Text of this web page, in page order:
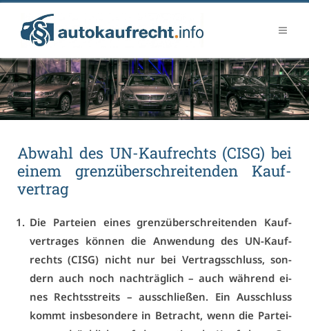
Ab­wahl des UN-Kauf­rechts (CISG) bei
ei­nem grenz­über­schrei­ten­den Kauf­
ver­trag
Die Par­tei­en ei­nes grenz­über­schrei­ten­den Kauf­
ver­tra­ges kön­nen die An­wen­dung des UN-Kauf­
rechts (CISG) nicht nur bei Ver­trags­schluss, son­
dern auch noch nach­träg­lich – auch wäh­rend ei­
nes Rechts­streits – aus­schlie­ßen. Ein Aus­schluss
kommt ins­be­son­de­re in Be­tracht, wenn die Par­tei­